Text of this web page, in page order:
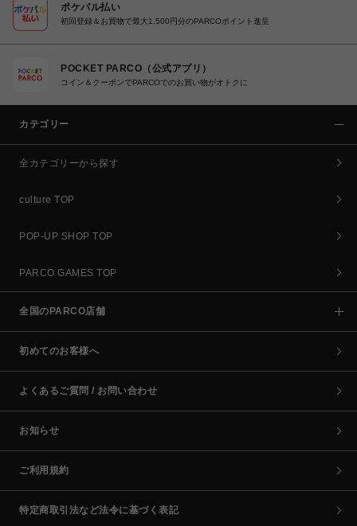
ポケパル払い
初回登録＆お買物で最大1,500円分のPARCOポイント進呈
POCKET PARCO（公式アプリ）
コイン＆クーポンでPARCOでのお買い物がオトクに
カテゴリー
全カテゴリーから探す
culture TOP
POP-UP SHOP TOP
PARCO GAMES TOP
全国のPARCO店舗
初めてのお客様へ
よくあるご質問 / お問い合わせ
お知らせ
ご利用規約
特定商取引法など法令に基づく表記